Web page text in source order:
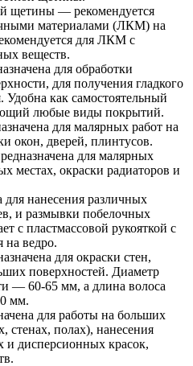
щетины — рекомендуется
материалами (ЛКМ) на
для ЛКМ с
веществ.
для обработки
для получения гладкого
Удобна как самостоятельный
любые виды покрытий.
для малярных работ на
окон, дверей, плинтусов.
для малярных
местах, окраски радиаторов и
нанесения различных
и размывки побелочных
с пластмассовой рукояткой с
на ведро.
для окраски стен,
поверхностей. Диаметр
— 60-65 мм, а длина волоса
мм.
для работы на больших
стенах, полах), нанесения
и дисперсионных красок,